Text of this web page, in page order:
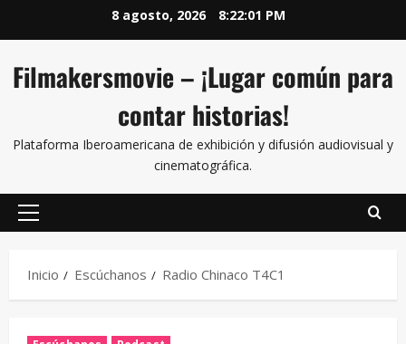
8 agosto, 2026 8:22:02 PM
Filmakersmovie – ¡Lugar común para
contar historias!
Plataforma Iberoamericana de exhibición y difusión audiovisual y
cinematográfica.
Inicio Escúchanos Radio Chinaco T4C1